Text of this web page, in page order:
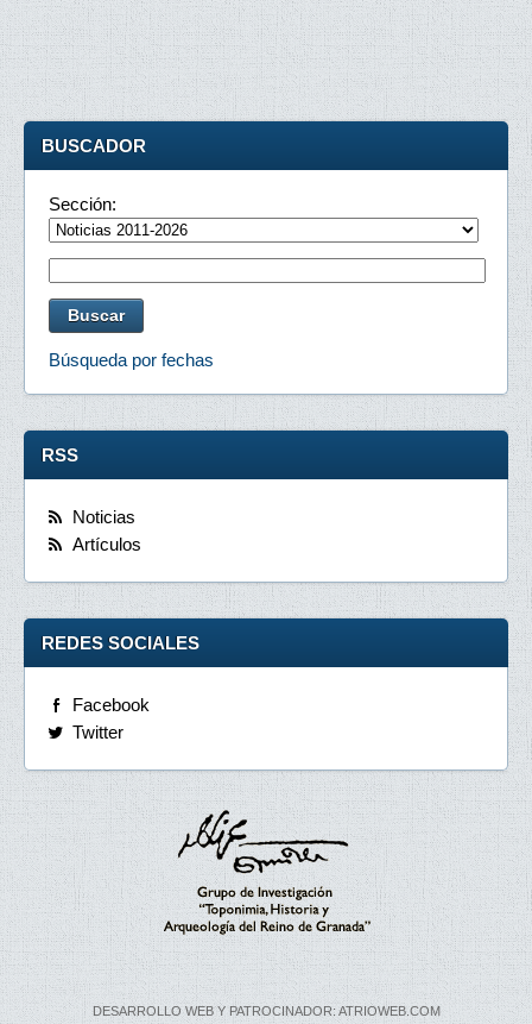
BUSCADOR
Sección:
Búsqueda por fechas
RSS
Noticias
Artículos
REDES SOCIALES
Facebook
Twitter
DESARROLLO WEB Y PATROCINADOR: ATRIOWEB.COM